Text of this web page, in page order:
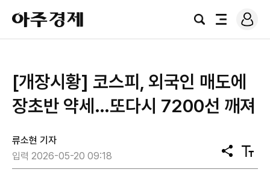
아
주
경
검
전
로
그
[개장시황] 코스피, 외국인 매도에
장초반 약세…또다시 7200선 깨져
류소현 기자
입력 2026-05-20 09:18
공
유
텍
스